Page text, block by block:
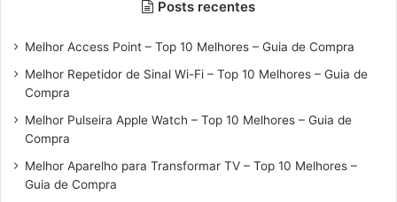
Posts recentes
Melhor Access Point – Top 10 Melhores – Guia de Compra
Melhor Repetidor de Sinal Wi-Fi – Top 10 Melhores – Guia de
Compra
Melhor Pulseira Apple Watch – Top 10 Melhores – Guia de
Compra
Melhor Aparelho para Transformar TV – Top 10 Melhores –
Guia de Compra